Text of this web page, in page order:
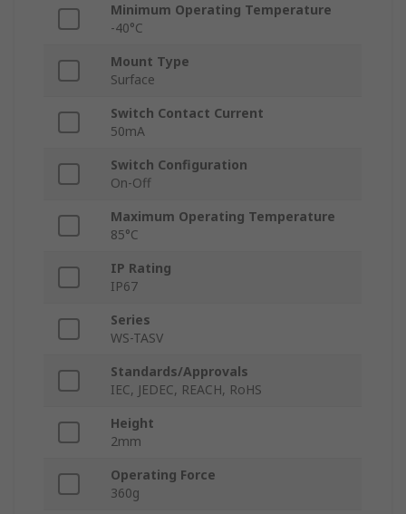
Minimum Operating Temperature
-40°C
Mount Type
Surface
Switch Contact Current
50mA
Switch Configuration
On-Off
Maximum Operating Temperature
85°C
IP Rating
IP67
Series
WS-TASV
Standards/Approvals
IEC, JEDEC, REACH, RoHS
Height
2mm
Operating Force
360g